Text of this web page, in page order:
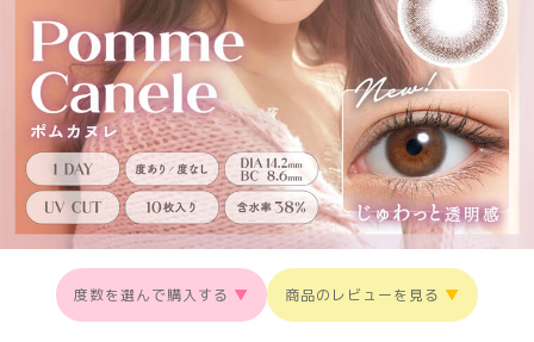
度数を選んで購入する ▼ 商品のレビューを見る ▼